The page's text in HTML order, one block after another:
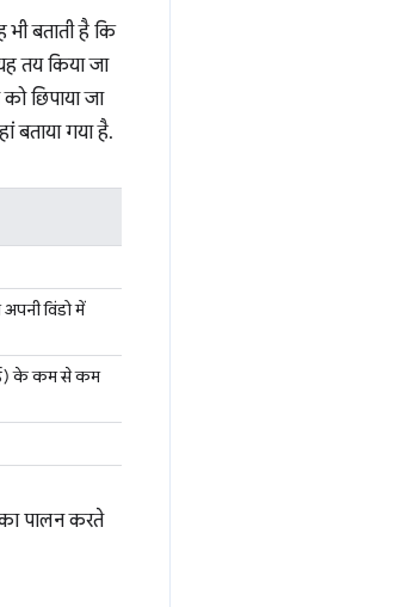
बताती है कि
तय किया जा
छिपाया जा
गया है.
विंडो में
के कम से कम
पालन करते